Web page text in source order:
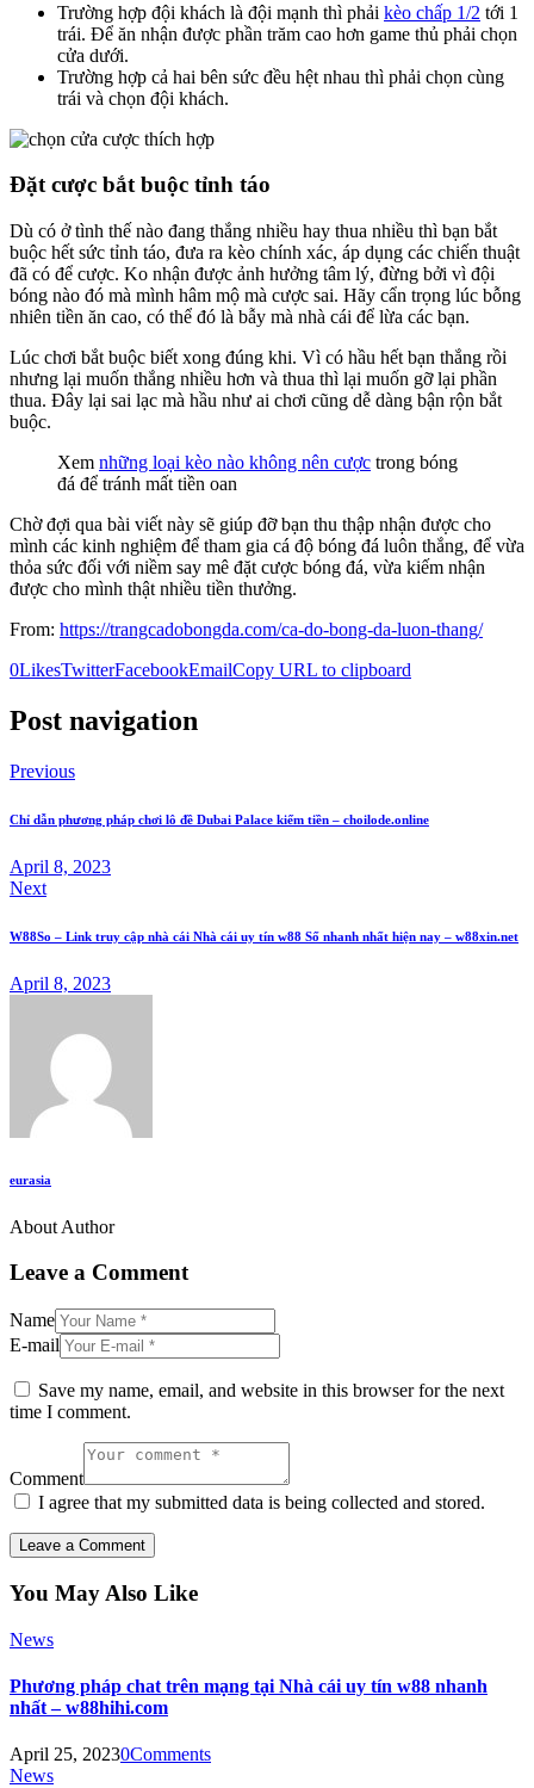
Trường hợp đội khách là đội mạnh thì phải kèo chấp 1/2 tới 1
trái. Để ăn nhận được phần trăm cao hơn game thủ phải chọn
cửa dưới.
Trường hợp cả hai bên sức đều hệt nhau thì phải chọn cùng
trái và chọn đội khách.
Đặt cược bắt buộc tỉnh táo
Dù có ở tình thế nào đang thắng nhiều hay thua nhiều thì bạn bắt
buộc hết sức tỉnh táo, đưa ra kèo chính xác, áp dụng các chiến thuật
đã có để cược. Ko nhận được ảnh hưởng tâm lý, đừng bởi vì đội
bóng nào đó mà mình hâm mộ mà cược sai. Hãy cẩn trọng lúc bỗng
nhiên tiền ăn cao, có thể đó là bẫy mà nhà cái để lừa các bạn.
Lúc chơi bắt buộc biết xong đúng khi. Vì có hầu hết bạn thắng rồi
nhưng lại muốn thắng nhiều hơn và thua thì lại muốn gỡ lại phần
thua. Đây lại sai lạc mà hầu như ai chơi cũng dễ dàng bận rộn bắt
buộc.
Xem những loại kèo nào không nên cược trong bóng
đá để tránh mất tiền oan
Chờ đợi qua bài viết này sẽ giúp đỡ bạn thu thập nhận được cho
mình các kinh nghiệm để tham gia cá độ bóng đá luôn thắng, để vừa
thỏa sức đối với niềm say mê đặt cược bóng đá, vừa kiếm nhận
được cho mình thật nhiều tiền thưởng.
From: https://trangcadobongda.com/ca-do-bong-da-luon-thang/
0LikesTwitterFacebookEmailCopy URL to clipboard
Post navigation
Previous
Chỉ dẫn phương pháp chơi lô đề Dubai Palace kiếm tiền – choilode.online
April 8, 2023
Next
W88So – Link truy cập nhà cái Nhà cái uy tín w88 Số nhanh nhất hiện nay – w88xin.net
April 8, 2023
eurasia
About Author
Leave a Comment
Name
E-mail
Save my name, email, and website in this browser for the next
time I comment.
Comment
I agree that my submitted data is being collected and stored.
You May Also Like
News
Phương pháp chat trên mạng tại Nhà cái uy tín w88 nhanh
nhất – w88hihi.com
April 25, 20230Comments
News